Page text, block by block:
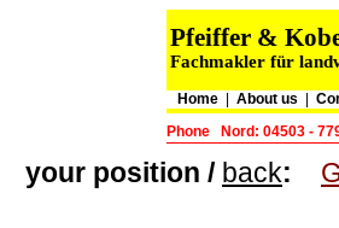
Pfeiffer &
Fachmakler für
Home About us
Phone
Nord: 04503 -
your position / back: